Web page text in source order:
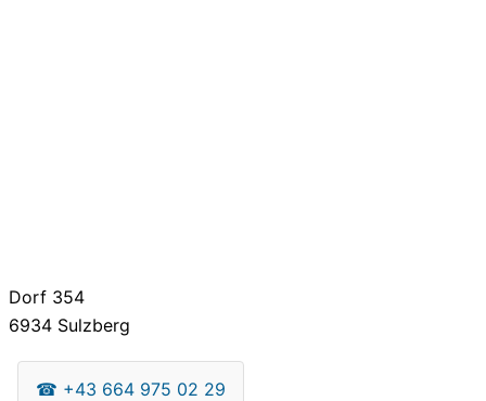
Dorf 354
6934 Sulzberg
☎ +43 664 975 02 29